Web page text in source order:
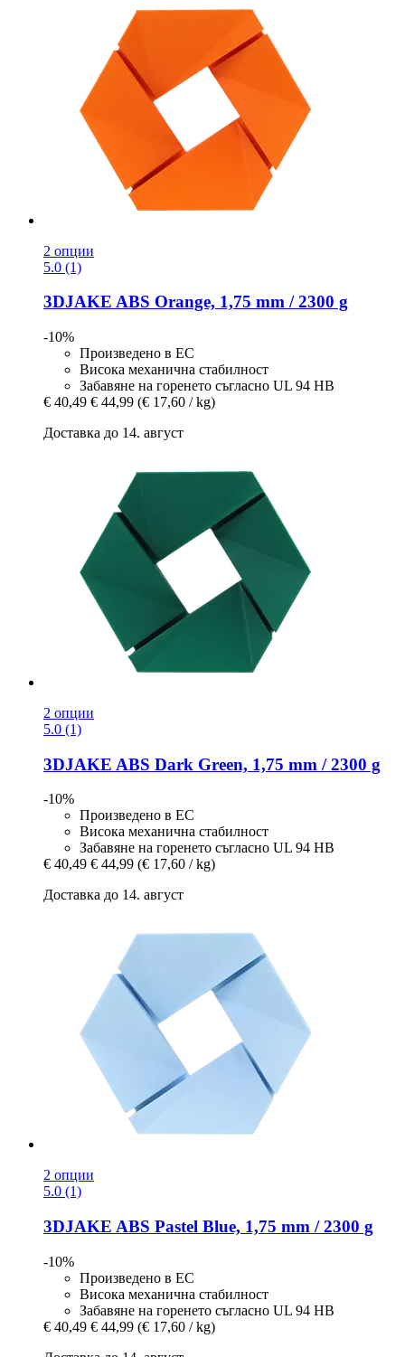
2 опции
5.0 (1)
3DJAKE ABS Orange, 1,75 mm / 2300 g
-10%
Произведено в ЕС
Висока механична стабилност
Забавяне на горенето съгласно UL 94 HB
€ 40,49 € 44,99 (€ 17,60 / kg)
Доставка до 14. август
2 опции
5.0 (1)
3DJAKE ABS Dark Green, 1,75 mm / 2300 g
-10%
Произведено в ЕС
Висока механична стабилност
Забавяне на горенето съгласно UL 94 HB
€ 40,49 € 44,99 (€ 17,60 / kg)
Доставка до 14. август
2 опции
5.0 (1)
3DJAKE ABS Pastel Blue, 1,75 mm / 2300 g
-10%
Произведено в ЕС
Висока механична стабилност
Забавяне на горенето съгласно UL 94 HB
€ 40,49 € 44,99 (€ 17,60 / kg)